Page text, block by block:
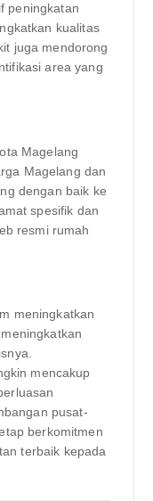
peningkatan
kualitas
juga mendorong
area yang
Magelang
Magelang dan
dengan baik ke
spesifik dan
resmi rumah
meningkatkan
mencakup
pusat-
berkomitmen
terbaik kepada